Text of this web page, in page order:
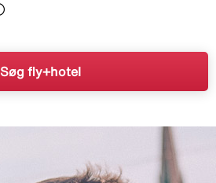
Søg fly+hotel